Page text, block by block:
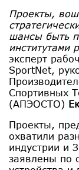
Проекты,
шансы быть
институтами
эксперт
SportNet,
Спортивных
(АПЭОСТО)
Проекты,
охватили
индустрии и
заявлены по